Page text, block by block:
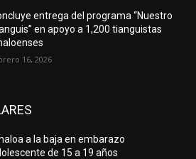
entrega del programa “Nuestro
en apoyo a 1,200 tianguistas
16, 2026
a la baja en embarazo
de 15 a 19 años